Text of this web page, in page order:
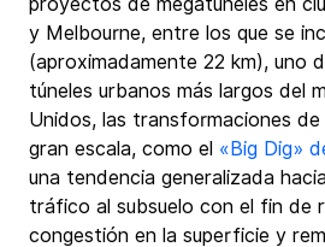
y Melbourne, entre los que se
(aproximadamente 22 km), uno
túneles urbanos más largos del
Unidos, las transformaciones
gran escala, como el «Big Dig»
una tendencia generalizada
tráfico al subsuelo con el fin de
congestión en la superficie y